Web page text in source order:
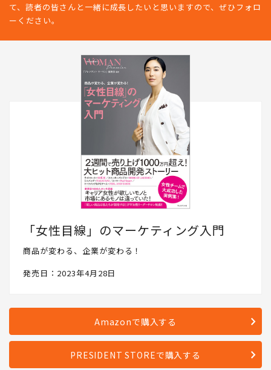
て、読者の皆さんと一緒に成長したいと思いますので、ぜひフォロ
ーください。
「女性目線」のマーケティング入門
商品が変わる、企業が変わる！
発売日：2023年4月28日
Amazonで購入する
PRESIDENT STOREで購入する